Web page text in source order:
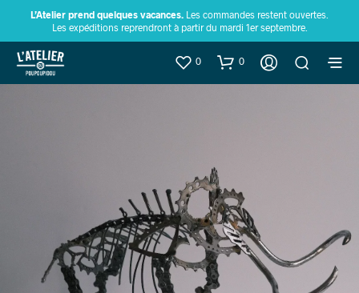
L’Atelier prend quelques vacances. Les commandes restent ouvertes.
Les expéditions reprendront à partir du mardi 1er septembre.
0 0